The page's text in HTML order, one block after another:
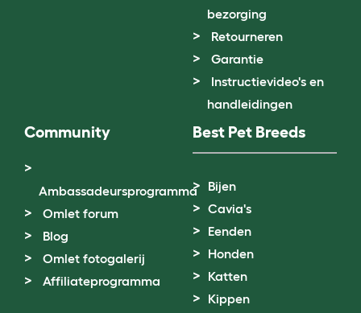
bezorging
Retourneren
Garantie
Instructievideo's en
handleidingen
Community
Ambassadeursprogramma
Omlet forum
Blog
Omlet fotogalerij
Affiliateprogramma
Best Pet Breeds
Bijen
Cavia's
Eenden
Honden
Katten
Kippen